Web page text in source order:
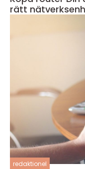
rätt
redaktionel